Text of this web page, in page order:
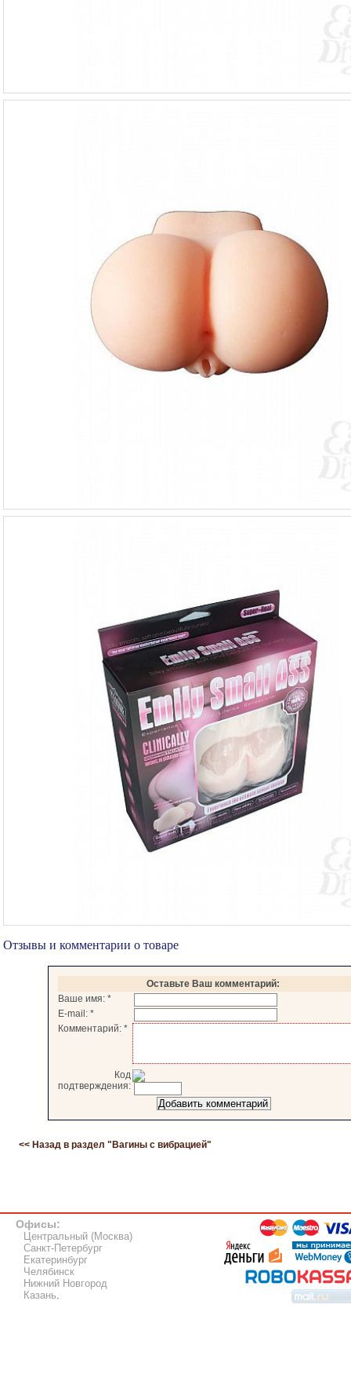
Отзывы и комментарии о товаре
Оставьте Ваш комментарий:
Ваше имя: *
E-mail: *
Комментарий: *
Код
подтверждения:
<< Назад в раздел " Вагины с вибрацией"
Офисы:
Центральный (Москва)
Санкт-Петербург
Екатеринбург
Челябинск
Нижний Новгород
Казань.